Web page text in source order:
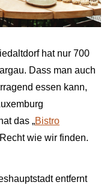
hat nur 700
Dass man auch
essen kann,
das „Bistro
wie wir finden.
entfernt